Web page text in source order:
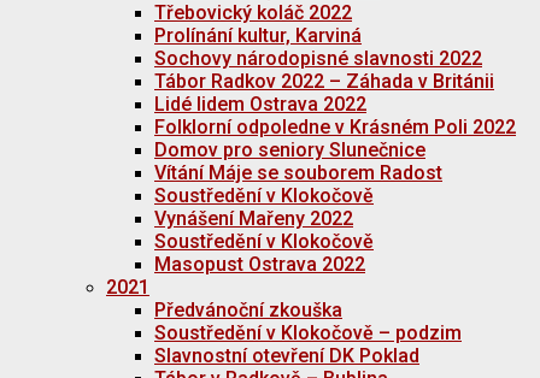
Třebovický koláč 2022
Prolínání kultur, Karviná
Sochovy národopisné slavnosti 2022
Tábor Radkov 2022 – Záhada v Británii
Lidé lidem Ostrava 2022
Folklorní odpoledne v Krásném Poli 2022
Domov pro seniory Slunečnice
Vítání Máje se souborem Radost
Soustředění v Klokočově
Vynášení Mařeny 2022
Soustředění v Klokočově
Masopust Ostrava 2022
2021
Předvánoční zkouška
Soustředění v Klokočově – podzim
Slavnostní otevření DK Poklad